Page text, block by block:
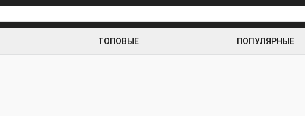
ТОПОВЫЕ ПОПУЛЯРНЫЕ